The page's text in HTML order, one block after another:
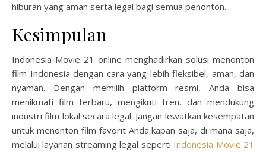
hiburan yang aman serta legal bagi semua penonton.
Kesimpulan
Indonesia Movie 21 online menghadirkan solusi menonton
film Indonesia dengan cara yang lebih fleksibel, aman, dan
nyaman. Dengan memilih platform resmi, Anda bisa
menikmati film terbaru, mengikuti tren, dan mendukung
industri film lokal secara legal. Jangan lewatkan kesempatan
untuk menonton film favorit Anda kapan saja, di mana saja,
melalui layanan streaming legal seperti Indonesia Movie 21